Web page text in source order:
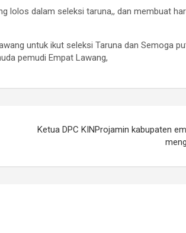
lolos dalam seleksi taruna,, dan membuat
untuk ikut seleksi Taruna dan Semoga
pemudi Empat Lawang,
Ketua DPC KINProjamin kabupaten